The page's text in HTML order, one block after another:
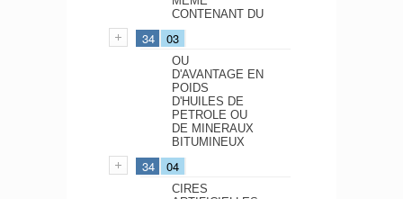
CONTENANT DU
34 03
OU
D'AVANTAGE EN
POIDS
D'HUILES DE
PETROLE OU
DE MINERAUX
BITUMINEUX
34 04
CIRES